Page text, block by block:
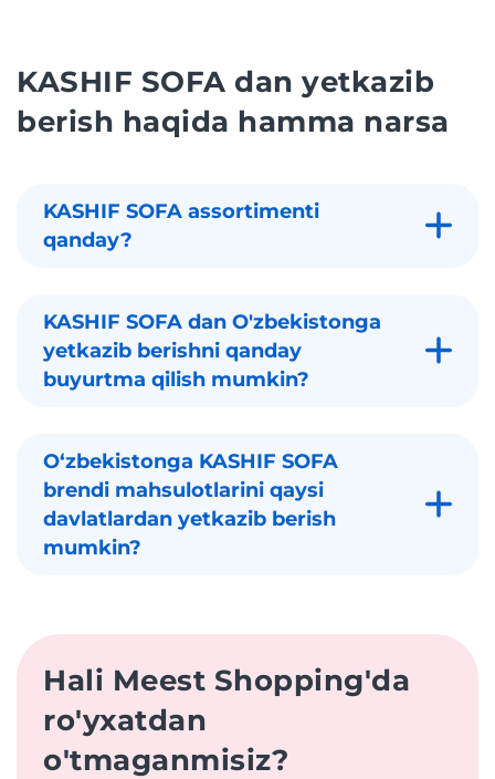
KASHIF SOFA dan yetkazib
berish haqida hamma narsa
KASHIF SOFA assortimenti
qanday?
KASHIF SOFA dan O'zbekistonga
yetkazib berishni qanday
buyurtma qilish mumkin?
Oʻzbekistonga KASHIF SOFA
brendi mahsulotlarini qaysi
davlatlardan yetkazib berish
mumkin?
Hali Meest Shopping'da
ro'yxatdan
o'tmaganmisiz?